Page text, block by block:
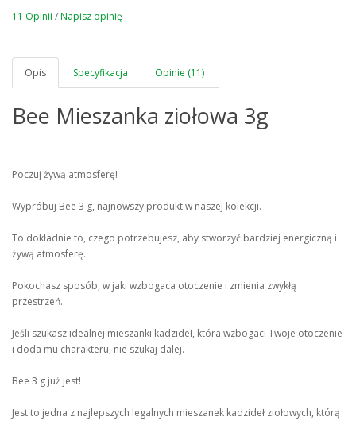
11 Opinii /Napisz opinię
Opis Specyfikacja Opinie (11)
Bee Mieszanka ziołowa 3g
Poczuj żywą atmosferę!
Wypróbuj Bee 3 g, najnowszy produkt w naszej kolekcji.
To dokładnie to, czego potrzebujesz, aby stworzyć bardziej energiczną i
żywą atmosferę.
Pokochasz sposób, w jaki wzbogaca otoczenie i zmienia zwykłą
przestrzeń.
Jeśli szukasz idealnej mieszanki kadzideł, która wzbogaci Twoje otoczenie
i doda mu charakteru, nie szukaj dalej.
Bee 3 g już jest!
Jest to jedna z najlepszych legalnych mieszanek kadzideł ziołowych, którą